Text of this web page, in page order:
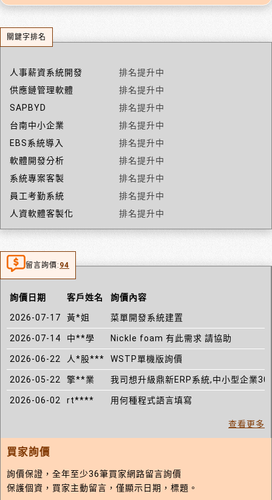
關鍵字排名
人事薪資系統開發
排名提升中
供應鏈管理軟體
排名提升中
SAPBYD
排名提升中
台南中小企業
排名提升中
EBS系統導入
排名提升中
軟體開發分析
排名提升中
系統專案客製
排名提升中
員工考勤系統
排名提升中
人資軟體客製化
排名提升中
留言詢價: 94
詢價日期 客戶姓名 詢價內容
2026-07-17 黃*姐 菜單開發系統建置
2026-07-14 中**學 Nickle foam 有此需求 請協助
2026-06-22 人*股*** WSTP單機版詢價
2026-05-22 擎**業 我司想升級鼎新ERP系統,中小型企業
2026-06-02 rt**** 用何種程式語言填寫
查看更多
買家詢價
詢價保證，全年至少36筆買家網路留言詢價
保護個資，買家主動留言，僅顯示日期，標題。